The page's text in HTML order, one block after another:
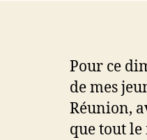
Pour ce
de mes
Réunion,
que tout le